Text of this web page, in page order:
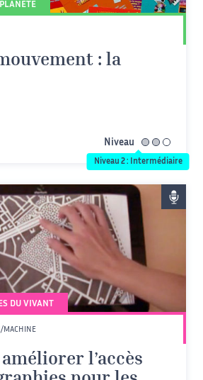
: la
Niveau intermédiaire
Niveau 2 : Intermédiaire
DU VIVANT
MACHINE
l’accès